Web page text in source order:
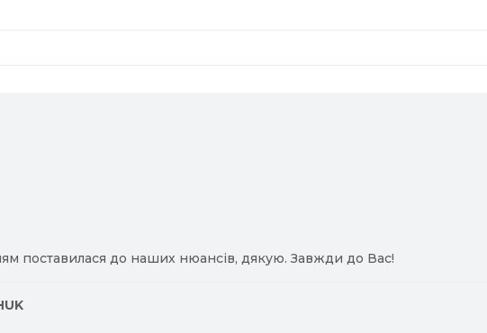
поставилася до наших нюансів, дякую. Завжди до Вас!